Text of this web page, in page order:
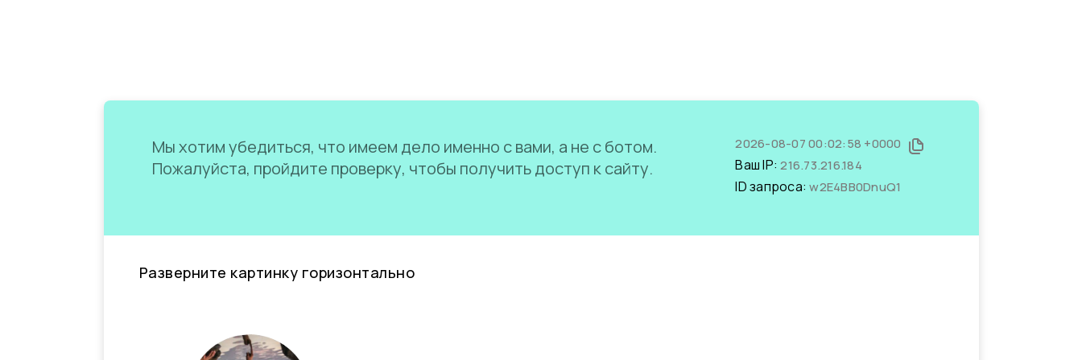
Мы хотим убедиться, что имеем дело именно с вами, а не с ботом.
Пожалуйста, пройдите проверку, чтобы получить доступ к сайту.
2026-08-07 00:02:58 +0000
Ваш IP:216.73.216.184
ID запроса:w2E4BB0DnuQ1
Разверните картинку горизонтально